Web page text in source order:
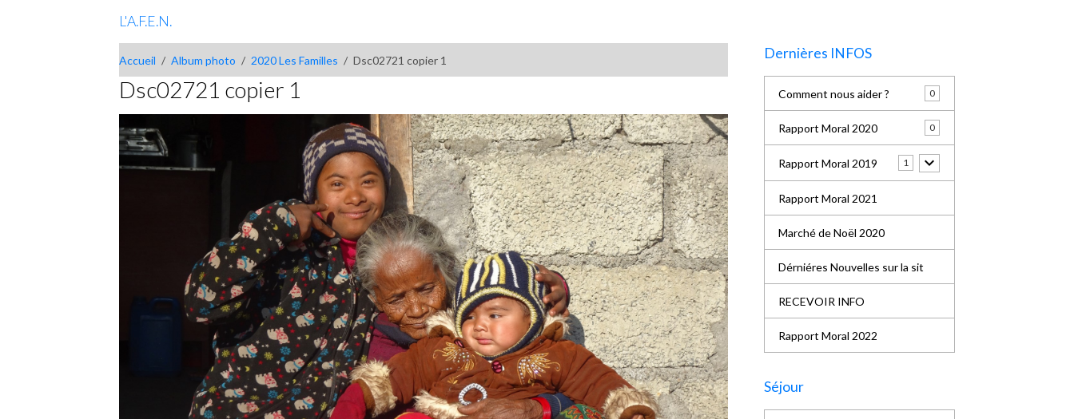
L'A.F.E.N.
Accueil Album photo 2020 Les Familles Dsc02721 copier 1
Dsc02721 copier 1
Dernières INFOS
Comment nous aider ? 0
Rapport Moral 2020 0
Rapport Moral 2019 1
Rapport Moral 2021
Marché de Noël 2020
Dérniéres Nouvelles sur la sit
RECEVOIR INFO
Rapport Moral 2022
Séjour